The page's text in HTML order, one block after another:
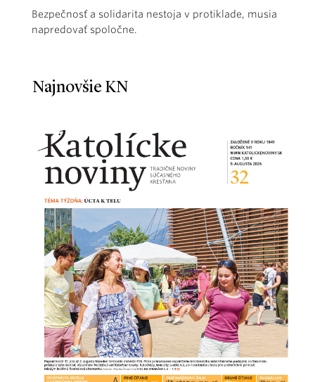
Bezpečnosť a solidarita nestoja v protiklade, musia
napredovať spoločne.
Najnovšie KN